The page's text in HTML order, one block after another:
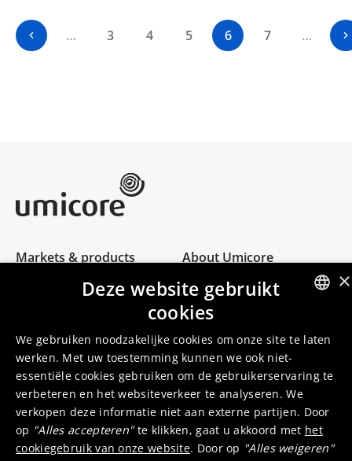
… 3 4 5 6 7 …
Markets & products
About Umicore
Investor relations
Media
Locations
Contact
×
Deze website gebruikt
cookies
We gebruiken noodzakelijke cookies om onze site te laten
werken. Met uw toestemming kunnen we ook niet-
essentiële cookies gebruiken om de gebruikerservaring te
verbeteren en het websiteverkeer te analyseren. We
verkopen deze informatie niet aan externe partijen. Door
op "Alles accepteren"te klikken, gaat u akkoord met het
cookiegebruik van onze website. Door op "Alles weigeren"